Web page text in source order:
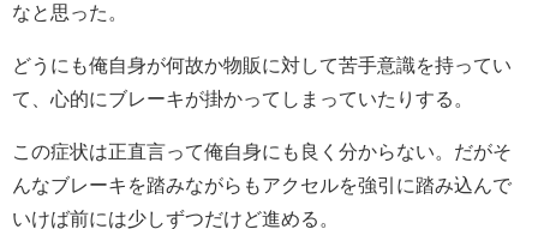
なと思った。
どうにも俺自身が何故か物販に対して苦手意識を持ってい
て、心的にブレーキが掛かってしまっていたりする。
この症状は正直言って俺自身にも良く分からない。だがそ
んなブレーキを踏みながらもアクセルを強引に踏み込んで
いけば前には少しずつだけど進める。